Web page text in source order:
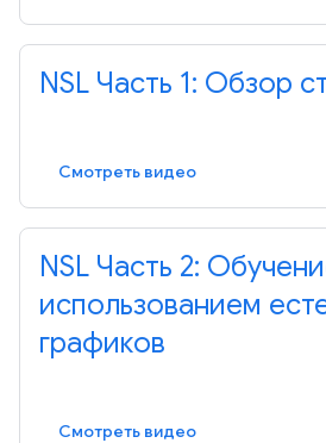
NSL Часть 1: Обзор
Смотреть видео
NSL Часть 2:
использованием
графиков
Смотреть видео